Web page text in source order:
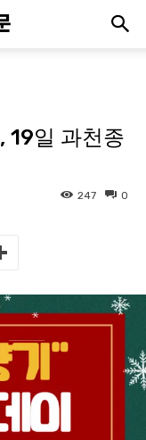
19일 과천종
0
247